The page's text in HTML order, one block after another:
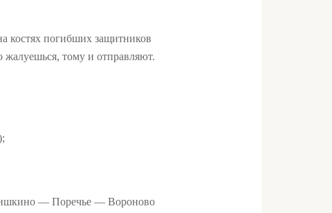
костях погибших защитников
жалуешься, тому и отправляют.
— Поречье — Вороново